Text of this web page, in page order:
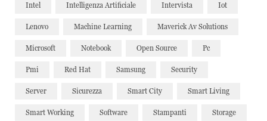
Intel Intelligenza Artificiale Intervista Iot
Lenovo Machine Learning Maverick Av Solutions
Microsoft Notebook Open Source Pc
Pmi Red Hat Samsung Security
Server Sicurezza Smart City Smart Living
Smart Working Software Stampanti Storage